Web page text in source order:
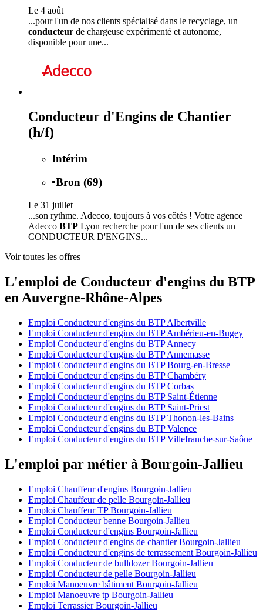
Le 4 août
...pour l'un de nos clients spécialisé dans le recyclage, un
conducteur de chargeuse expérimenté et autonome,
disponible pour une...
Conducteur d'Engins de Chantier
(h/f)
Intérim
•Bron (69)
Le 31 juillet
...son rythme. Adecco, toujours à vos côtés ! Votre agence
Adecco BTP Lyon recherche pour l'un de ses clients un
CONDUCTEUR D'ENGINS...
Voir toutes les offres
L'emploi de Conducteur d'engins du BTP
en Auvergne-Rhône-Alpes
Emploi Conducteur d'engins du BTP Albertville
Emploi Conducteur d'engins du BTP Ambérieu-en-Bugey
Emploi Conducteur d'engins du BTP Annecy
Emploi Conducteur d'engins du BTP Annemasse
Emploi Conducteur d'engins du BTP Bourg-en-Bresse
Emploi Conducteur d'engins du BTP Chambéry
Emploi Conducteur d'engins du BTP Corbas
Emploi Conducteur d'engins du BTP Saint-Étienne
Emploi Conducteur d'engins du BTP Saint-Priest
Emploi Conducteur d'engins du BTP Thonon-les-Bains
Emploi Conducteur d'engins du BTP Valence
Emploi Conducteur d'engins du BTP Villefranche-sur-Saône
L'emploi par métier à Bourgoin-Jallieu
Emploi Chauffeur d'engins Bourgoin-Jallieu
Emploi Chauffeur de pelle Bourgoin-Jallieu
Emploi Chauffeur TP Bourgoin-Jallieu
Emploi Conducteur benne Bourgoin-Jallieu
Emploi Conducteur d'engins Bourgoin-Jallieu
Emploi Conducteur d'engins de chantier Bourgoin-Jallieu
Emploi Conducteur d'engins de terrassement Bourgoin-Jallieu
Emploi Conducteur de bulldozer Bourgoin-Jallieu
Emploi Conducteur de pelle Bourgoin-Jallieu
Emploi Manoeuvre bâtiment Bourgoin-Jallieu
Emploi Manoeuvre tp Bourgoin-Jallieu
Emploi Terrassier Bourgoin-Jallieu